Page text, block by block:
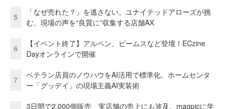
5
「なぜ売れた？」を逃さない。ユナイテッドアローズが挑
む、現場の声を“良質に”収集する店舗AX
6
【イベント終了】アルペン、ビームスなど登壇！ECzine
Dayオンラインで開催
7
ベテラン店員のノウハウをAI活用で標準化。ホームセンタ
ー「グッデイ」の現場主義AI実装術
3日間で2.000個販売、実店舗の売上にも波及。magpicに学